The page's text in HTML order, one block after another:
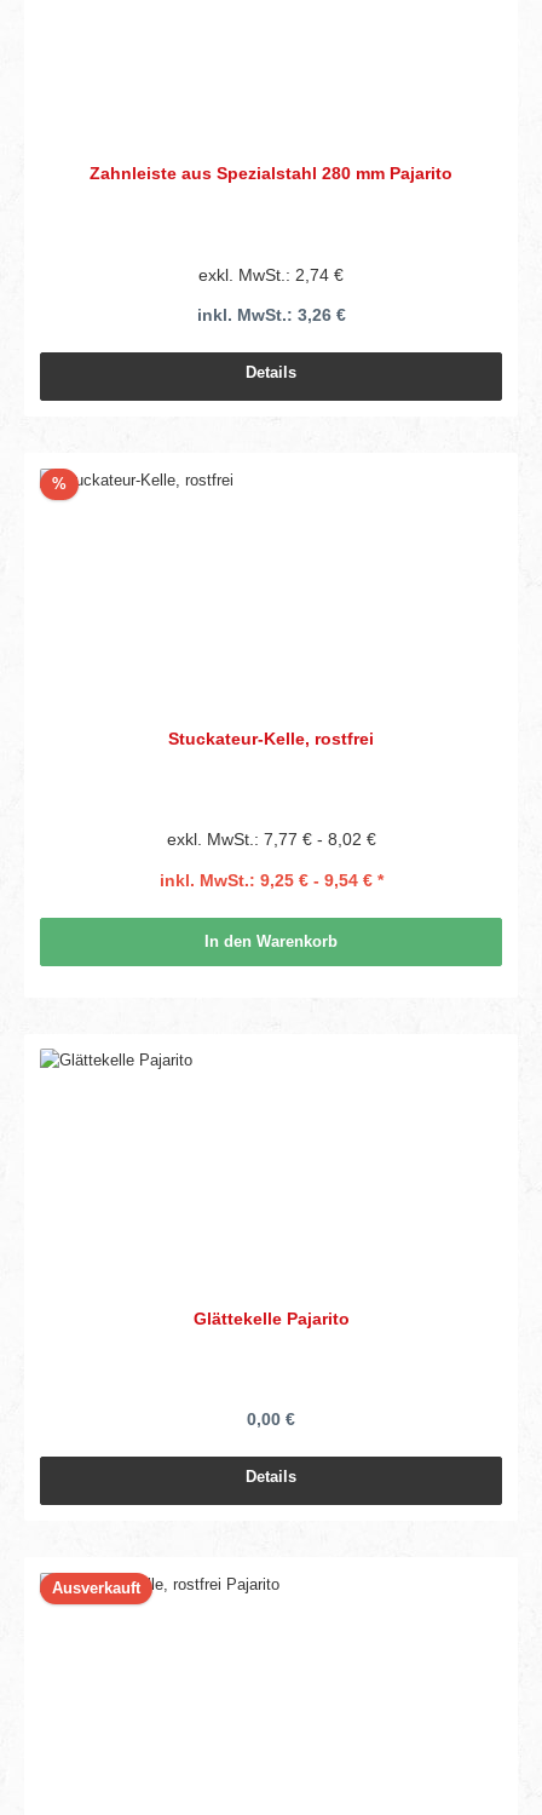
Zahnleiste aus Spezialstahl 280 mm Pajarito
exkl. MwSt.: 2,74 €
inkl. MwSt.: 3,26 €
Details
%Rabatt
Stuckateur-Kelle, rostfrei
exkl. MwSt.: 7,77 € - 8,02 €
inkl. MwSt.: 9,25 € - 9,54 € *
In den Warenkorb
Glättekelle Pajarito
0,00 €
Details
Ausverkauft